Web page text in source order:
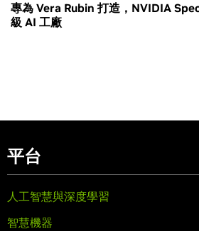
專為 Vera Rubin 打造，NVIDIA
級 AI 工廠
平台
人工智慧與深度學習
智慧機器